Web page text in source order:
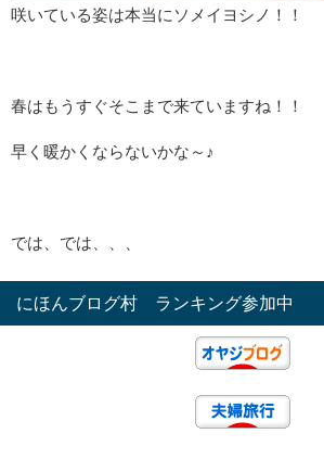
咲いている姿は本当にソメイヨシノ！！
春はもうすぐそこまで来ていますね！！
早く暖かくならないかな～♪
では、では、、、
にほんブログ村 ランキング参加中